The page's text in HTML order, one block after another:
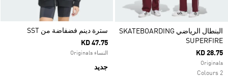
البنطال الرياضي SKATEBOARDING
SUPERFIRE
KD 28.75
Originals
2 Colours
سترة دينم فضفاضة من SST
KD 47.75
النساء Originals
جديد